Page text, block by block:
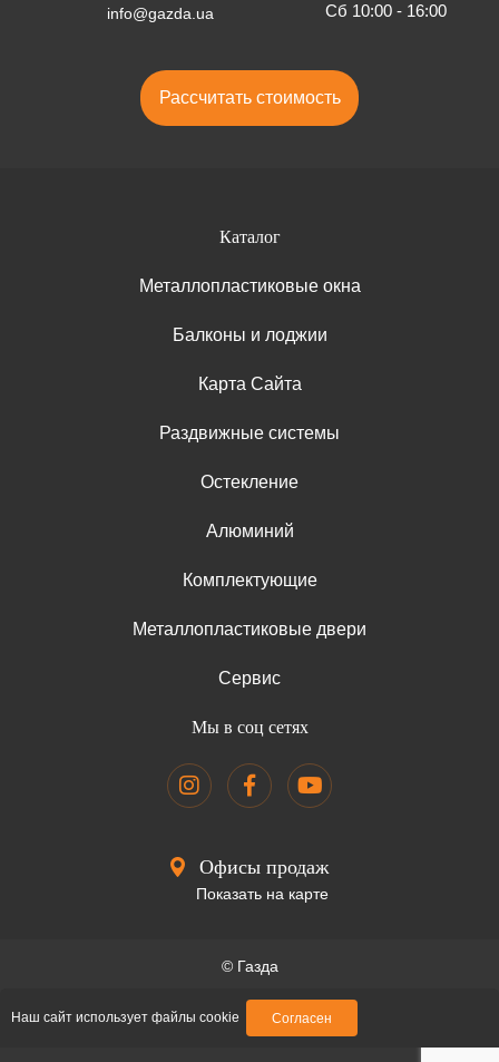
info@gazda.ua
Сб 10:00 - 16:00
Рассчитать стоимость
Каталог
Металлопластиковые окна
Балконы и лоджии
Карта Сайта
Раздвижные системы
Остекление
Алюминий
Комплектующие
Металлопластиковые двери
Сервис
Мы в соц сетях
Офисы продаж
Показать на карте
© Газда
Образец договора
Наш сайт использует файлы cookie Согласен